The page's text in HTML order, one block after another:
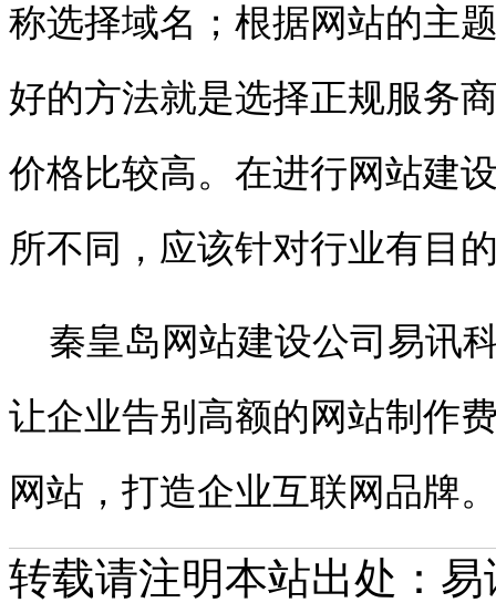
称选择域名；根据网站的主
好的方法就是选择正规服务
价格比较高。在进行网站建
所不同 ，应该针对行业有目
秦皇岛网站建设公司易讯
让企业告别高额的网站制作
网站，打造企业互联网品牌
转载请注明本站出处：易